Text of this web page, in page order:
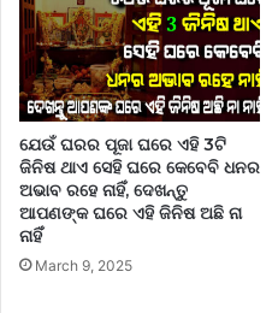
ଯେଉଁ ଘରର ପୂଜା ଘରେ ଏହି 3ଟି
ଜିନିଷ ଥାଏ ସେହି ଘରେ କେବେବି ଧନର
ଅଭାବ ରହେ ନାହିଁ, ଦେଖନ୍ତୁ
ଆପଣଙ୍କ ଘରେ ଏହି ଜିନିଷ ଅଛି ନା
ନାହିଁ
March 9, 2025